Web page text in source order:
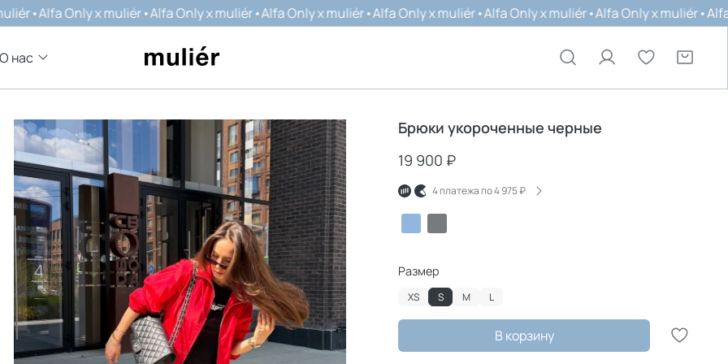
Only x muliér•Alfa Only x muliér•Alfa Only x muliér•Alfa Only x muliér•Alfa Only x muliér•Alfa Only x muliér•Alfa Only x
О нас
Брюки укороченные черные
19 900 ₽
4 платежа по4 975 ₽
В корзину
Размер
XS S M L